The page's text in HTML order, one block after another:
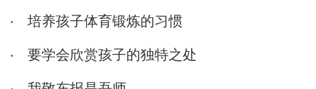
培养孩子体育锻炼的习惯
要学会欣赏孩子的独特之处